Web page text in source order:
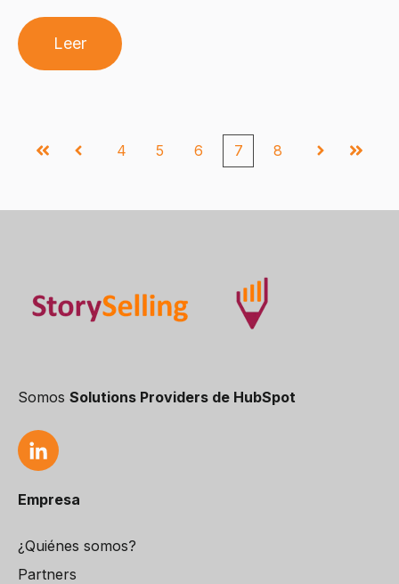
Leer
PrimeraAnterior
4 5 6 7 8
SiguienteÚltima
Somos Solutions Providers de HubSpot
Empresa
¿Quiénes somos?
Partners